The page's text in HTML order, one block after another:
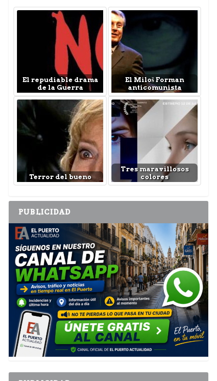
El repudiable drama
de la Guerra
El Miloš Forman
anticomunista
Terror del bueno
Tres maravillosos
colores
PUBLICIDAD